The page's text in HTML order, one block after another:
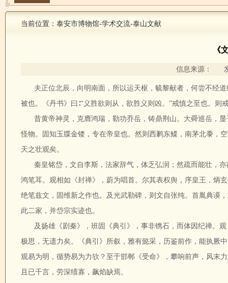
关于宋天贶殿壁画暂停预约参观的温馨提示
当前位置： 泰安市博物馆-学术交流-泰山文献
《
信息来源：
夫正位北辰，向明南面，所以运天枢，毓黎献者，何尝不经
被也。《丹书》曰∶“义胜欲则从，欲胜义则凶。”戒慎之至也。
昔黄帝神灵，克膺鸿瑞，勒功乔岳，铸鼎荆山。大舜巡岳，
怪物。固知玉牒金镂，专在帝皇也。然则西鹣东鲽，南茅北黍，
天之壮观矣。
秦皇铭岱，文自李斯，法家辞气，体乏弘润；然疏而能壮，
鸿笔耳。观相如《封禅》，蔚为唱首。尔其表权舆，序皇王，炳
绝笔兹文，固维新之作也。及光武勒碑，则文自张纯。首胤典谟
此二家，并岱宗实迹也。
及扬雄《剧秦》，班固《典引》，事非镌石，而体因纪禅。
极思，无遗力矣。《典引》所叙，雅有懿采，历鉴前作，能执厥
观易为明，循势易为力欤？至于邯郸《受命》，攀响前声，风末
且已千言，劳深绩寡，飙焰缺焉。